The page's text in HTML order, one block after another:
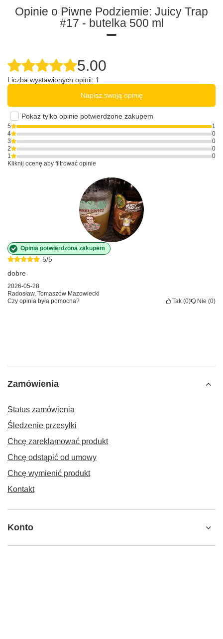
Opinie o Piwne Podziemie: Juicy Trap
#17 - butelka 500 ml
5.00
Liczba wystawionych opinii: 1
Napisz swoją opinię
Pokaż tylko opinie potwierdzone zakupem
5
1
4
0
3
0
2
0
1
0
Kliknij ocenę aby filtrować opinie
5/5
Opinia potwierdzona zakupem
dobre
2026-05-28
Radosław, Tomaszów Mazowiecki
Czy opinia była pomocna?
Tak 0 Nie 0
Zamówienia
Status zamówienia
Śledzenie przesyłki
Chcę zareklamować produkt
Chcę odstąpić od umowy
Chcę wymienić produkt
Kontakt
Konto